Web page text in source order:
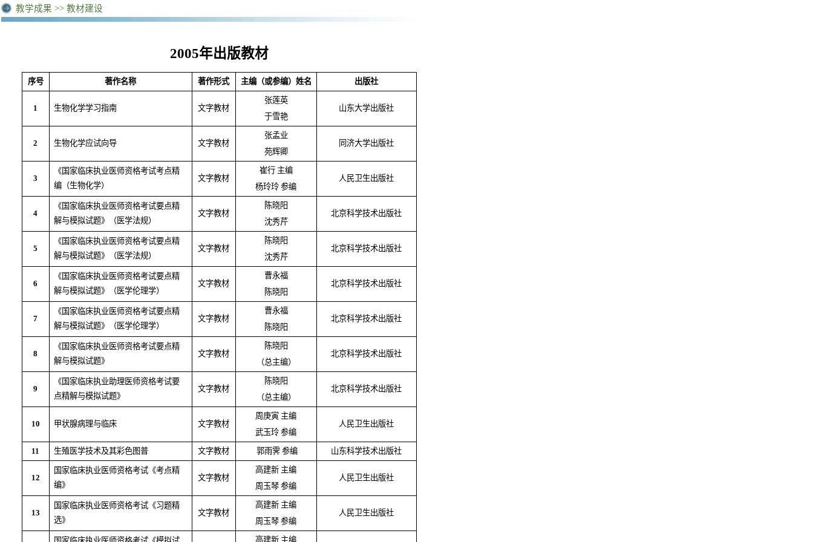
教学成果 >> 教材建设
2005年出版教材
序号 著作名称 著作形式 主编（或参编）姓名 出版社
1 生物化学学习指南 文字教材
张莲英
于雪艳
山东大学出版社
2 生物化学应试向导 文字教材
张孟业
苑辉卿
同济大学出版社
3
《国家临床执业医师资格考试考点精
编（生物化学）
文字教材
崔行 主编
杨玲玲 参编
人民卫生出版社
4
《国家临床执业医师资格考试要点精
解与模拟试题》（医学法规）
文字教材
陈晓阳
沈秀芹
北京科学技术出版社
5
《国家临床执业医师资格考试要点精
解与模拟试题》（医学法规）
文字教材
陈晓阳
沈秀芹
北京科学技术出版社
6
《国家临床执业医师资格考试要点精
解与模拟试题》（医学伦理学）
文字教材
曹永福
陈晓阳
北京科学技术出版社
7
《国家临床执业医师资格考试要点精
解与模拟试题》（医学伦理学）
文字教材
曹永福
陈晓阳
北京科学技术出版社
8
《国家临床执业医师资格考试要点精
解与模拟试题》
文字教材
陈晓阳
（总主编）
北京科学技术出版社
9
《国家临床执业助理医师资格考试要
点精解与模拟试题》
文字教材
陈晓阳
（总主编）
北京科学技术出版社
10 甲状腺病理与临床 文字教材
周庚寅 主编
武玉玲 参编
人民卫生出版社
11 生殖医学技术及其彩色图普 文字教材 郭雨霁 参编 山东科学技术出版社
12
国家临床执业医师资格考试《考点精
编》
文字教材
高建新 主编
周玉琴 参编
人民卫生出版社
13
国家临床执业医师资格考试《习题精
选》
文字教材
高建新 主编
周玉琴 参编
人民卫生出版社
高建新 主编